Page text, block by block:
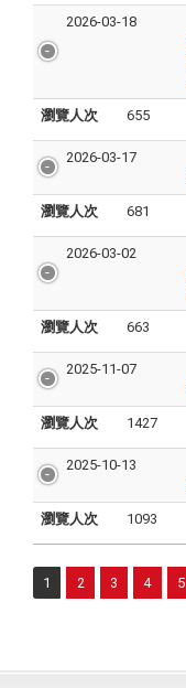
2026-03-18
瀏覽人次 655
2026-03-17
瀏覽人次 681
2026-03-02
瀏覽人次 663
2025-11-07
瀏覽人次 1427
2025-10-13
瀏覽人次 1093
1 2 3 4 5